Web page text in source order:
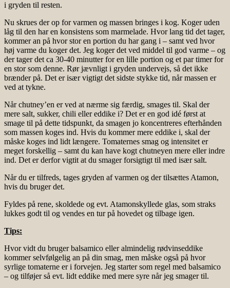
i gryden til resten.
Nu skrues der op for varmen og massen bringes i kog. Koger uden
låg til den har en konsistens som marmelade. Hvor lang tid det tager,
kommer an på hvor stor en portion du har gang i – samt ved hvor
høj varme du koger det. Jeg koger det ved middel til god varme – og
der tager det ca 30-40 minutter for en lille portion og et par timer for
en stor som denne. Rør jævnligt i gryden undervejs, så det ikke
brænder på. Det er især vigtigt det sidste stykke tid, når massen er
ved at tykne.
Når chutney’en er ved at nærme sig færdig, smages til. Skal der
mere salt, sukker, chili eller eddike i? Det er en god idé først at
smage til på dette tidspunkt, da smagen jo koncentreres efterhånden
som massen koges ind. Hvis du kommer mere eddike i, skal der
måske koges ind lidt længere. Tomaternes smag og intensitet er
meget forskellig – samt du kan have kogt chutneyen mere eller indre
ind. Det er derfor vigtit at du smager forsigtigt til med især salt.
Når du er tilfreds, tages gryden af varmen og der tilsættes Atamon,
hvis du bruger det.
Fyldes på rene, skoldede og evt. Atamonskyllede glas, som straks
lukkes godt til og vendes en tur på hovedet og tilbage igen.
Tips:
Hvor vidt du bruger balsamico eller almindelig rødvinseddike
kommer selvfølgelig an på din smag, men måske også på hvor
syrlige tomaterne er i forvejen. Jeg starter som regel med balsamico
– og tilføjer så evt. lidt eddike med mere syre når jeg smager til.